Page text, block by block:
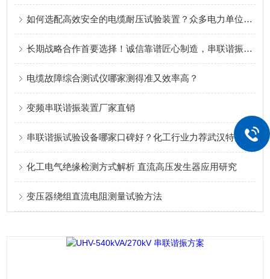
如何选配高效安全的电缆耐压试验装置？众多电力单位的选择经验分享
长期战略合作首要选择！诚信靠谱匠心制造，串联谐振认准武汉特高压电力科技
电缆故障综合测试仪哪家测得准又效率高？
变频串联谐振装置厂家直销
串联谐振试验设备哪家口碑好？化工行业力荐武汉特高压电力​
化工电气绝缘检测方式解析 直流高压发生器应用研究
变压器绕组直流电阻测量试验方法